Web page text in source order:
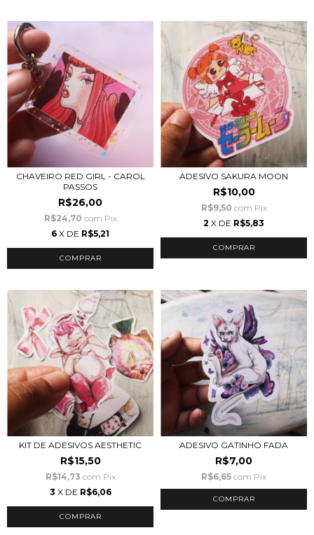
CHAVEIRO RED GIRL - CAROL
PASSOS
R$26,00
R$24,70 com Pix
6 X DE R$5,21
ADESIVO SAKURA MOON
R$10,00
R$9,50 com Pix
2 X DE R$5,83
KIT DE ADESIVOS AESTHETIC
R$15,50
R$14,73 com Pix
3 X DE R$6,06
ADESIVO GATINHO FADA
R$7,00
R$6,65 com Pix